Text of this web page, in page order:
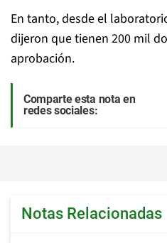
En tanto, desde el
dijeron que tienen 200 mil
aprobación.
Comparte esta nota en
redes sociales:
Notas Relacionadas